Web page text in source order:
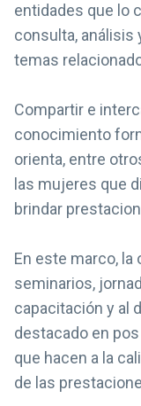
entidades que lo
consulta, análisis
temas
Compartir e
conocimiento
orienta, entre
las mujeres que
brindar
En este marco,
seminarios,
capacitación y al
destacado en
que hacen a la
de las